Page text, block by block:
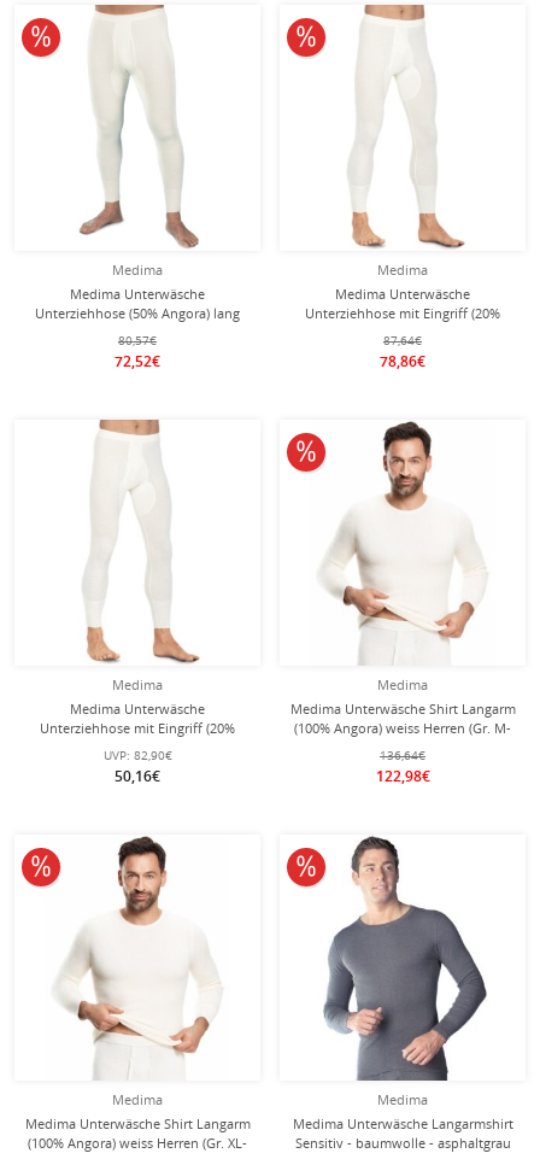
Medima
Medima Unterwäsche
Unterziehhose (50% Angora) lang
weiss Herren (Gr. XL+XXl)
80,57€
72,52€
10% reduziert
Medima
Medima Unterwäsche
Unterziehhose mit Eingriff (20%
Angora) lang weiss Herren (Gr. M-L)
87,64€
78,86€
10% reduziert
Medima
Medima Unterwäsche
Unterziehhose mit Eingriff (20%
Angora) lang weiss Herren (Gr.
XL+XXL)
UVP: 82,90€
50,16€
Medima
Medima Unterwäsche Shirt Langarm
(100% Angora) weiss Herren (Gr. M-
L)
136,64€
122,98€
10% reduziert
Medima
Medima Unterwäsche Shirt Langarm
(100% Angora) weiss Herren (Gr. XL-
10% reduziert
Medima
Medima Unterwäsche Langarmshirt
Sensitiv - baumwolle - asphaltgrau
10% reduziert